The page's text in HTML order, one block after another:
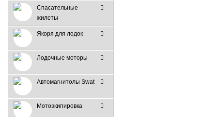
Спасательные
жилеты
Якоря для лодок
Лодочные моторы
Автомагнитолы Swat
Мотоэкипировка